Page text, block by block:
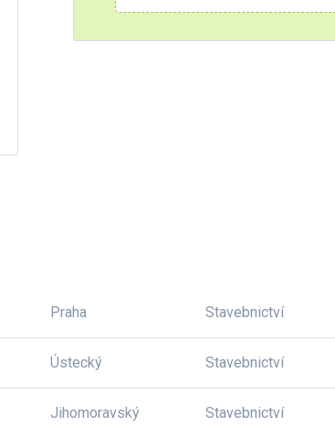
Praha Stavebnictví
Ústecký Stavebnictví
Jihomoravský Stavebnictví